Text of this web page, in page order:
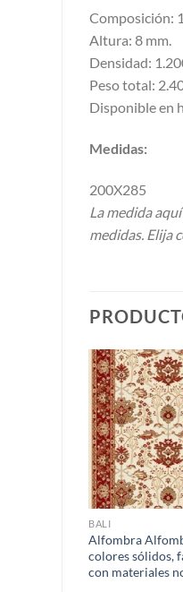
Composición:
Altura: 8 mm.
Densidad:
Peso total:
Disponible en
Medidas:
200X285
La medida
medidas. Elija
BALI
Alfombra
colores sólidos,
con materiales